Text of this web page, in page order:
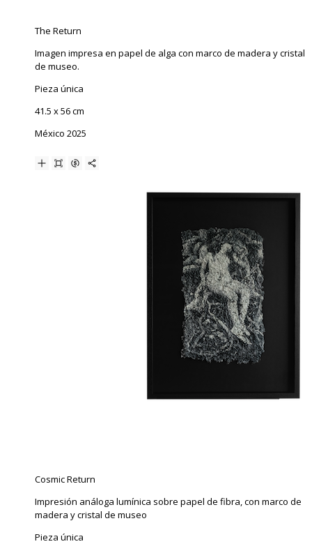
The Return
Imagen impresa en papel de alga con marco de madera y cristal
de museo.
Pieza única
41.5 x 56 cm
México 2025
Cosmic Return
Impresión análoga lumínica sobre papel de fibra, con marco de
madera y cristal de museo
Pieza única